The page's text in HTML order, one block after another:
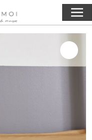
0,00€